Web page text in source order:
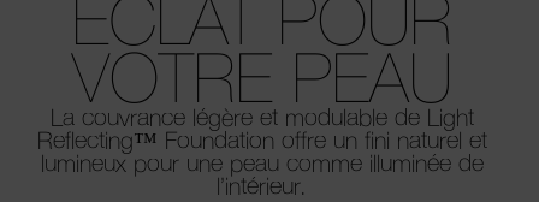
ÉCLATPOUR
VOTRE PEAU
La couvrance légère et modulable de Light
Reflecting™ Foundation offre un fini naturel et
lumineux pour une peau comme illuminée de
l’intérieur.